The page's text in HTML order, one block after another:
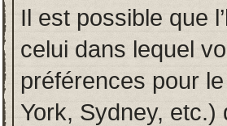
Il est possible que
celui dans lequel
préférences pour
York, Sydney, etc.)